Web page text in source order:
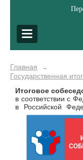
Главная →
Государственная
Итоговое
в соответствии с
в Российской